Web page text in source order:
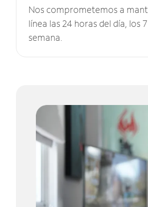
Nos comprometemos a
línea las 24 horas del día, los
semana.